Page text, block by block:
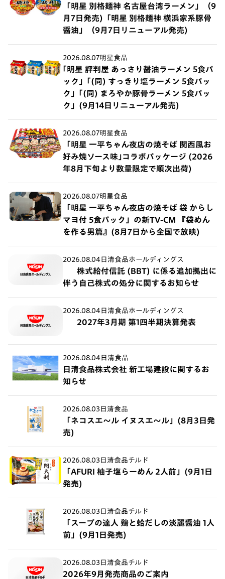
「明星 別格麺神 名古屋台湾ラーメン」（9
月7日発売)「明星 別格麺神 横浜家系豚骨
醤油」（9月7日リニューアル発売)
2026.08.07明星食品
｢明星 評判屋 あっさり醤油ラーメン 5食パ
ック」｢(同) すっきり塩ラーメン 5食パッ
ク」｢(同) まろやか豚骨ラーメン 5食パッ
ク」(9月14日リニューアル発売)
2026.08.07明星食品
「明星 一平ちゃん夜店の焼そば 関西風お
好み焼ソース味｣コラボパッケージ (2026
年8月下旬より数量限定で順次出荷)
2026.08.07明星食品
「明星 一平ちゃん夜店の焼そば 袋 からし
マヨ付 5食パック」の新TV-CM 『袋めん
を作る男篇』(8月7日から全国で放映)
2026.08.04 日清食品ホールディングス
株式給付信託 (BBT) に係る追加拠出に
伴う自己株式の処分に関するお知らせ
2026.08.04 日清食品ホールディングス
2027年3月期 第1四半期決算発表
2026.08.04 日清食品
日清食品株式会社 新工場建設に関するお
知らせ
2026.08.03 日清食品
「ネコスエ～ル イヌスエ～ル」(8月3日発
売)
2026.08.03 日清食品チルド
「AFURI 柚子塩らーめん 2人前」(9月1日
発売)
2026.08.03 日清食品チルド
「スープの達人 鶏と蛤だしの淡麗醤油 1人
前」(9月1日発売)
2026.08.03 日清食品チルド
2026年9月発売商品のご案内